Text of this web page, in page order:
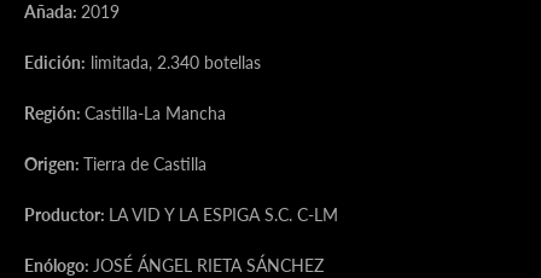
Añada: 2019
Edición: limitada, 2.340 botellas
Región: Castilla-La Mancha
Origen: Tierra de Castilla
Productor: LA VID Y LA ESPIGA S.C. C-LM
Enólogo: JOSÉ ÁNGEL RIETA SÁNCHEZ